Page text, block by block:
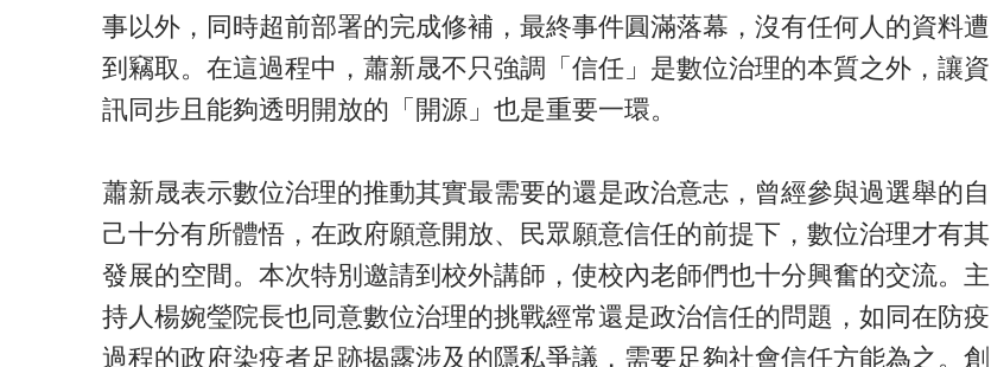
事以外，同時超前部署的完成修補，最終事件圓滿落幕，沒有任何人的資料遭
到竊取。在這過程中，蕭新晟不只強調「信任」是數位治理的本質之外，讓資
訊同步且能夠透明開放的「開源」也是重要一環。
蕭新晟表示數位治理的推動其實最需要的還是政治意志，曾經參與過選舉的自
己十分有所體悟，在政府願意開放、民眾願意信任的前提下，數位治理才有其
發展的空間。本次特別邀請到校外講師，使校內老師們也十分興奮的交流。主
持人楊婉瑩院長也同意數位治理的挑戰經常還是政治信任的問題，如同在防疫
過程的政府染疫者足跡揭露涉及的隱私爭議，需要足夠社會信任方能為之。創